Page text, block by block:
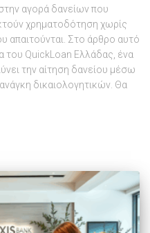
αγορά δανείων που
χρηματοδότηση χωρίς
απαιτούνται. Στο άρθρο αυτό
του QuickLoan Ελλάδας, ένα
την αίτηση δανείου μέσω
δικαιολογητικών. Θα